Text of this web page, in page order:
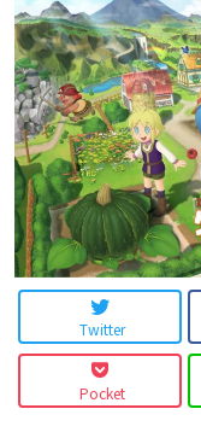
Twitter
Pocket